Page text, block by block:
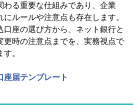
的信用・対応範囲の広さ
数料が高めな傾向
典や金利の優遇が少ない
できる？法律と実務のポイント
人の同意」が必要（労基法24条）
を強制できない
則会社負担（民法485条）
わる重要な仕組みであり、企業
ルールや注意点も存在します。
口座の選び方から、ネット銀行と
更時の注意点までを、実務視点で
。
座届テンプレート